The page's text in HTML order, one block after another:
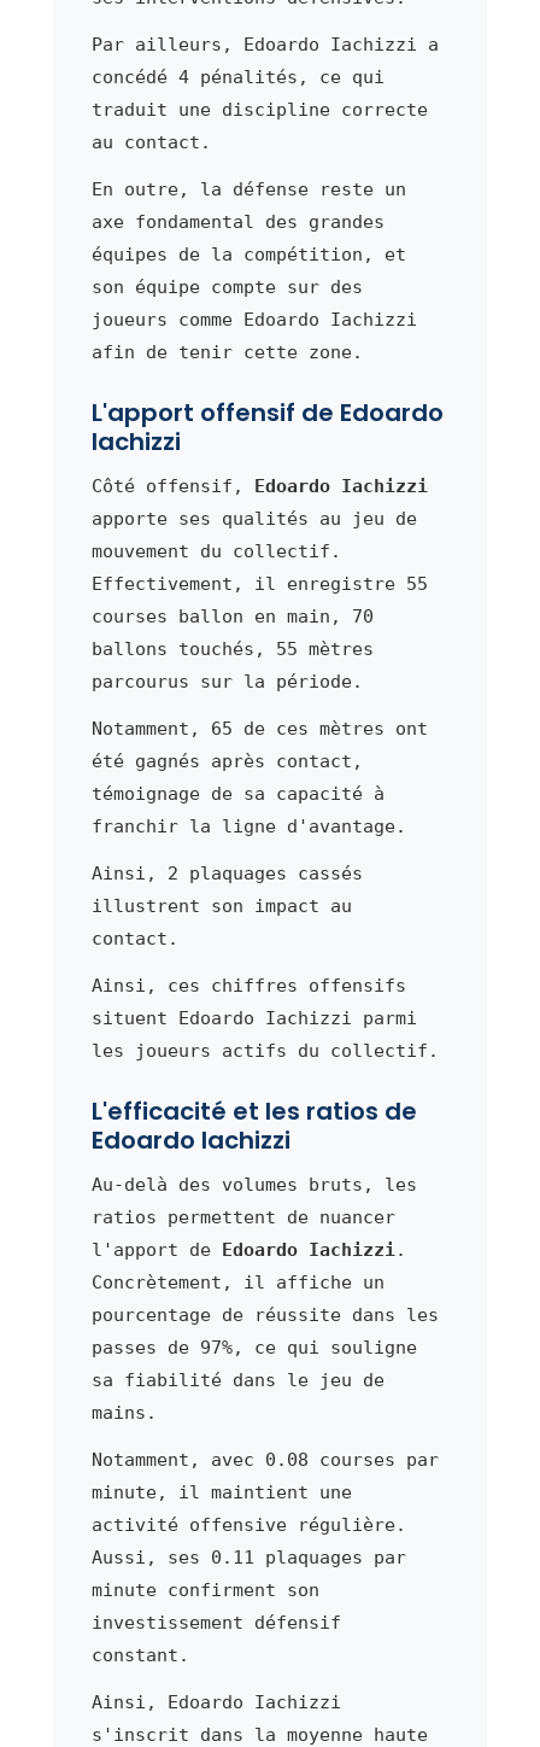
Par ailleurs, Edoardo Iachizzi a
concédé 4 pénalités, ce qui
traduit une discipline correcte
au contact.
En outre, la défense reste un
axe fondamental des grandes
équipes de la compétition, et
son équipe compte sur des
joueurs comme Edoardo Iachizzi
afin de tenir cette zone.
L'apport offensif de Edoardo
Iachizzi
Côté offensif, Edoardo Iachizzi
apporte ses qualités au jeu de
mouvement du collectif.
Effectivement, il enregistre 55
courses ballon en main, 70
ballons touchés, 55 mètres
parcourus sur la période.
Notamment, 65 de ces mètres ont
été gagnés après contact,
témoignage de sa capacité à
franchir la ligne d'avantage.
Ainsi, 2 plaquages cassés
illustrent son impact au
contact.
Ainsi, ces chiffres offensifs
situent Edoardo Iachizzi parmi
les joueurs actifs du collectif.
L'efficacité et les ratios de
Edoardo Iachizzi
Au-delà des volumes bruts, les
ratios permettent de nuancer
l'apport de Edoardo Iachizzi.
Concrètement, il affiche un
pourcentage de réussite dans les
passes de 97%, ce qui souligne
sa fiabilité dans le jeu de
mains.
Notamment, avec 0.08 courses par
minute, il maintient une
activité offensive régulière.
Aussi, ses 0.11 plaquages par
minute confirment son
investissement défensif
constant.
Ainsi, Edoardo Iachizzi
s'inscrit dans la moyenne haute